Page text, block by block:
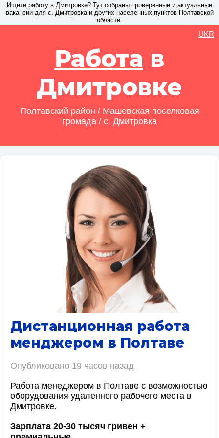
Ищете работу в Дмитровке? Тут собраны проверенные и актуальные
вакансии для с. Дмитровка и других населенных пунктов Полтавской
области.
Работа в
Дмитровке
Полтавский район / Машевская поселковая
громада / с. Дмитровка
UKR
Дистанционная работа
менджером в Полтаве
Опубликовано 19 часов назад
Работа менеджером в Полтаве с возможностью
оборудования удаленного рабочего места в
Дмитровке.
Зарплата 20-30 тысяч гривен +